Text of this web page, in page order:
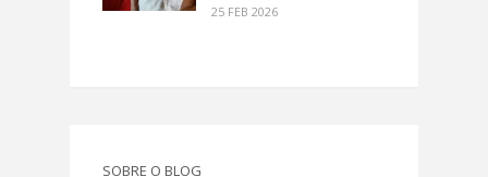
25 FEB 2026
SOBRE O BLOG